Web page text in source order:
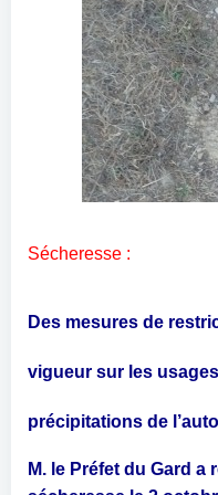
Sécheresse :
Des mesures de
vigueur sur les
précipitations de
M. le Préfet du Gard